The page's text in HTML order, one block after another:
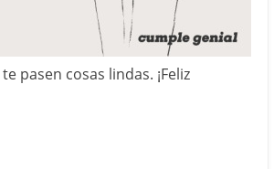
pasen cosas lindas. ¡Feliz